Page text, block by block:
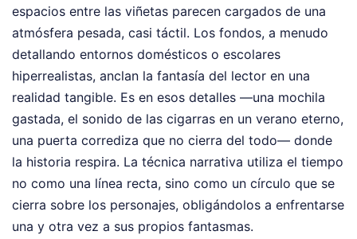
espacios entre las viñetas parecen cargados de una
atmósfera pesada, casi táctil. Los fondos, a menudo
detallando entornos domésticos o escolares
hiperrealistas, anclan la fantasía del lector en una
realidad tangible. Es en esos detalles —una mochila
gastada, el sonido de las cigarras en un verano eterno,
una puerta corrediza que no cierra del todo— donde
la historia respira. La técnica narrativa utiliza el tiempo
no como una línea recta, sino como un círculo que se
cierra sobre los personajes, obligándolos a enfrentarse
una y otra vez a sus propios fantasmas.